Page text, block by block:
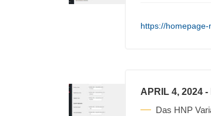
https://
APRIL 4, 2024 -
Das HNP